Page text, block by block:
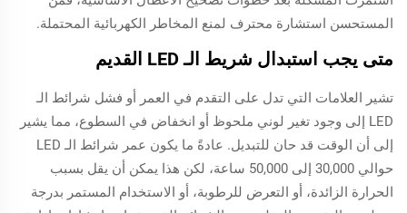
المستحسن استشارة محترف لمنع المخاطر الكهربائية المحتملة.
متى يجب استبدال شريط الـ LED القديم
تشير العلامات التي تدل على التقدم في العمر أو فشل شرائط الـ
LED إلى وجود تغير لوني ملحوظ أو انخفاض في السطوع، مما يشير
إلى أن الوقت قد حان للتبديل. عادةً ما يكون عمر شرائط الـ LED
حوالي 30,000 إلى 50,000 ساعة، لكن هذا يمكن أن يقل بسبب
الحرارة الزائدة، أو التعرض للرطوبة، أو الاستخدام المستمر بدرجة